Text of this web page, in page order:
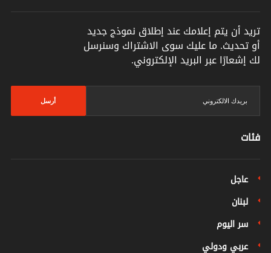
تريد أن يتم إعلامك عند إطلاق نموذج جديد
أو تحديث. ما عليك سوى الاشتراك وسنرسل
لك إشعارًا عبر البريد الإلكتروني.
أرسل
فئات
عاجل
لبنان
سر اليوم
عربي ودولي